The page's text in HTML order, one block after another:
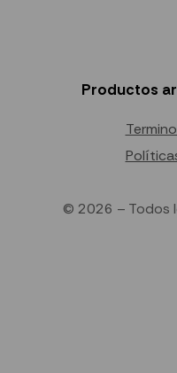
Productos
© 2026 – Todos